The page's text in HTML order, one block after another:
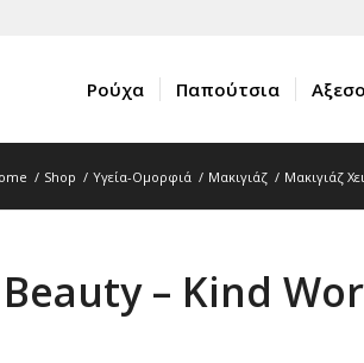
Ρούχα Παπούτσια
/ Shop / Υγεία-Ομορφιά / Μακιγιάζ / Μακιγιάζ
Beauty – Kind